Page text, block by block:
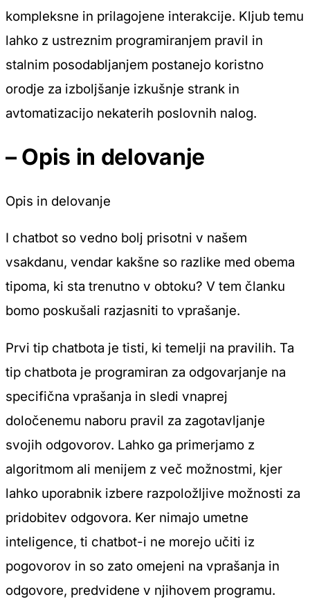
kompleksne in prilagojene interakcije. Kljub temu
lahko z ustreznim programiranjem pravil in
stalnim posodabljanjem postanejo koristno
orodje za izboljšanje izkušnje strank in
avtomatizacijo nekaterih poslovnih nalog.
– Opis in delovanje
Opis in delovanje
I chatbot so vedno bolj prisotni v našem
vsakdanu, vendar kakšne so razlike med obema
tipoma, ki sta trenutno v obtoku? V tem članku
bomo poskušali razjasniti to vprašanje.
Prvi tip chatbota je tisti, ki temelji na pravilih. Ta
tip chatbota je programiran za odgovarjanje na
specifična vprašanja in sledi vnaprej
določenemu naboru pravil za zagotavljanje
svojih odgovorov. Lahko ga primerjamo z
algoritmom ali menijem z več možnostmi, kjer
lahko uporabnik izbere razpoložljive možnosti za
pridobitev odgovora. Ker nimajo umetne
inteligence, ti chatbot-i ne morejo učiti iz
pogovorov in so zato omejeni na vprašanja in
odgovore, predvidene v njihovem programu.